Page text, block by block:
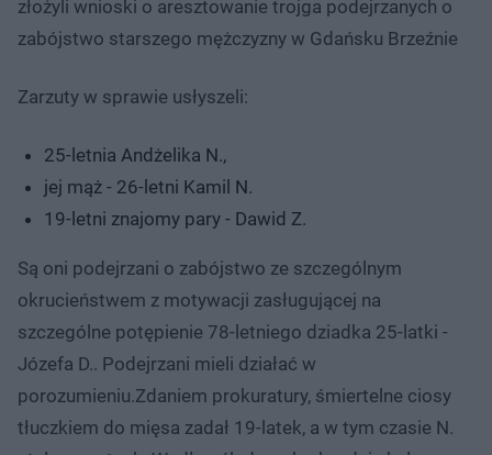
złożyli wnioski o aresztowanie trojga podejrzanych o
zabójstwo starszego mężczyzny w Gdańsku Brzeźnie
Zarzuty w sprawie usłyszeli:
25-letnia Andżelika N.,
jej mąż - 26-letni Kamil N.
19-letni znajomy pary - Dawid Z.
Są oni podejrzani o zabójstwo ze szczególnym
okrucieństwem z motywacji zasługującej na
szczególne potępienie 78-letniego dziadka 25-latki -
Józefa D.. Podejrzani mieli działać w
porozumieniu.Zdaniem prokuratury, śmiertelne ciosy
tłuczkiem do mięsa zadał 19-latek, a w tym czasie N.